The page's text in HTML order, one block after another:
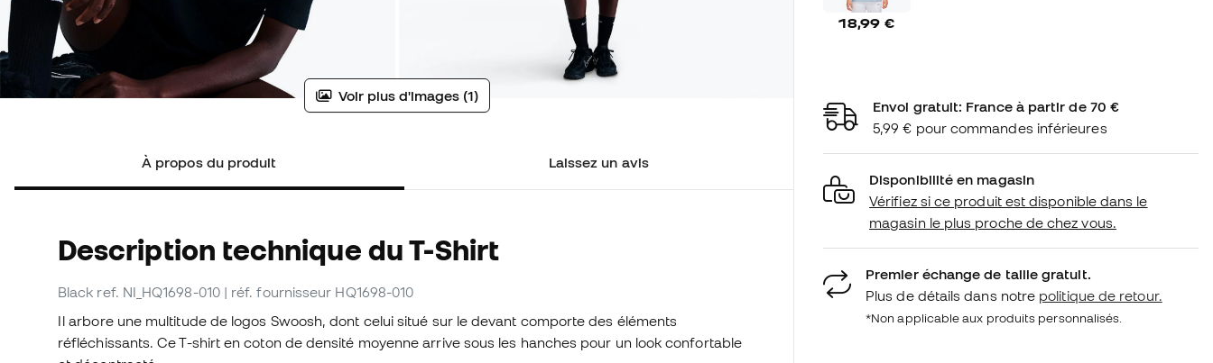
Voir plus d'images (1)
À propos du produit Laissez un avis
Description technique du T-Shirt
Black ref. NI_HQ1698-010 | réf. fournisseur HQ1698-010
Il arbore une multitude de logos Swoosh, dont celui situé sur le devant comporte des éléments
réfléchissants. Ce T-shirt en coton de densité moyenne arrive sous les hanches pour un look confortable
18,99 €
Envoi gratuit: France à partir de 70 €
5,99 € pour commandes inférieures
Disponibilité en magasin
Vérifiez si ce produit est disponible dans le
magasin le plus proche de chez vous.
Premier échange de taille gratuit.
Plus de détails dans notre politique de retour.
*Non applicable aux produits personnalisés.